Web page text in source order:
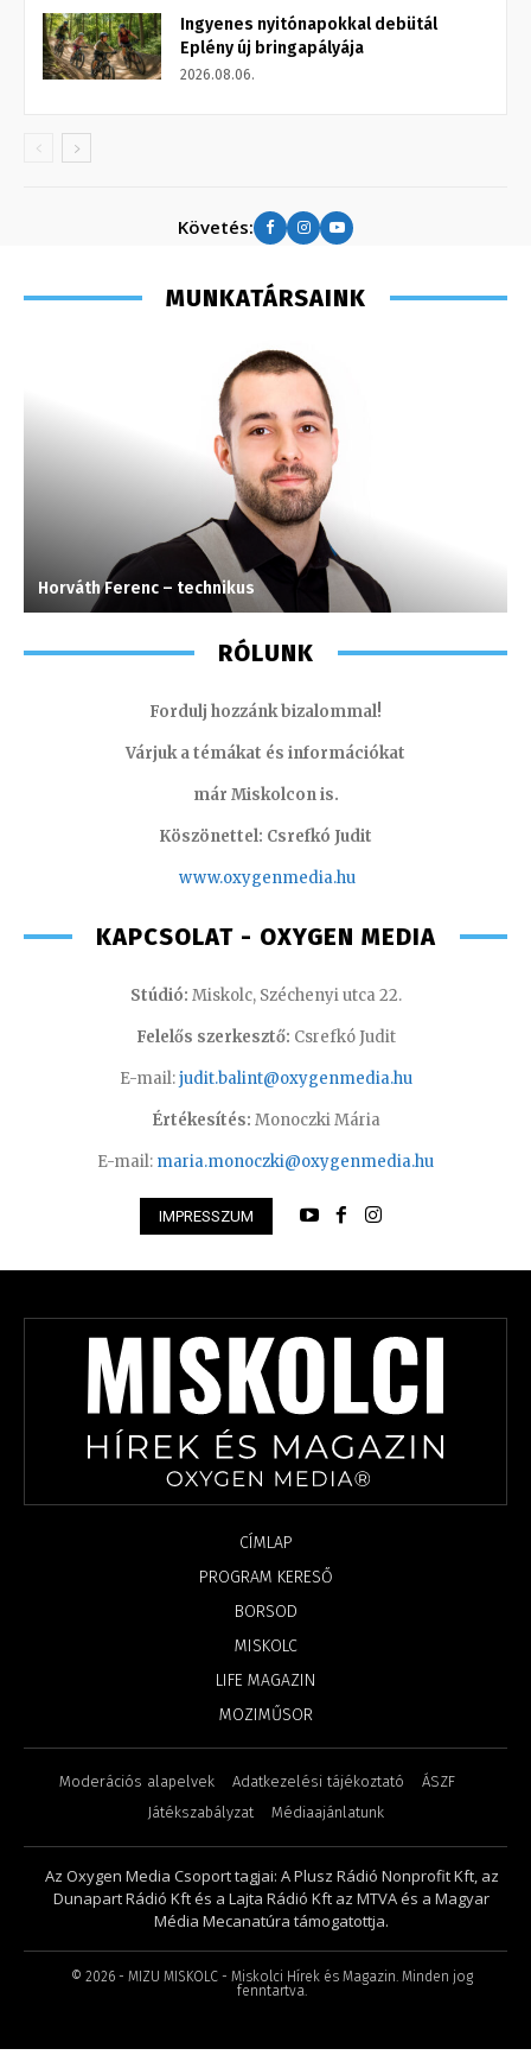
Ingyenes nyitónapokkal debütál
Eplény új bringapályája
2026.08.06.
Követés:
MUNKATÁRSAINK
Horváth Ferenc – technikus
RÓLUNK
Fordulj hozzánk bizalommal!
Várjuk a témákat és információkat
már Miskolcon is.
Köszönettel: Csrefkó Judit
www.oxygenmedia.hu
KAPCSOLAT - OXYGEN MEDIA
Stúdió: Miskolc, Széchenyi utca 22.
Felelős szerkesztő: Csrefkó Judit
E-mail:judit.balint@oxygenmedia.hu
Értékesítés: Monoczki Mária
E-mail: maria.monoczki@oxygenmedia.hu
IMPRESSZUM
CÍMLAP
PROGRAM KERESŐ
BORSOD
MISKOLC
LIFE MAGAZIN
MOZIMŰSOR
Moderációs alapelvek Adatkezelési tájékoztató
ÁSZF
Játékszabályzat
Médiaajánlatunk
Az Oxygen Media Csoport tagjai: A Plusz Rádió Nonprofit Kft, az
Dunapart Rádió Kft és a Lajta Rádió Kft az MTVA és a Magyar
Média Mecanatúra támogatottja.
© 2026- MIZU MISKOLC - Miskolci Hírek és Magazin. Minden jog
fenntartva.